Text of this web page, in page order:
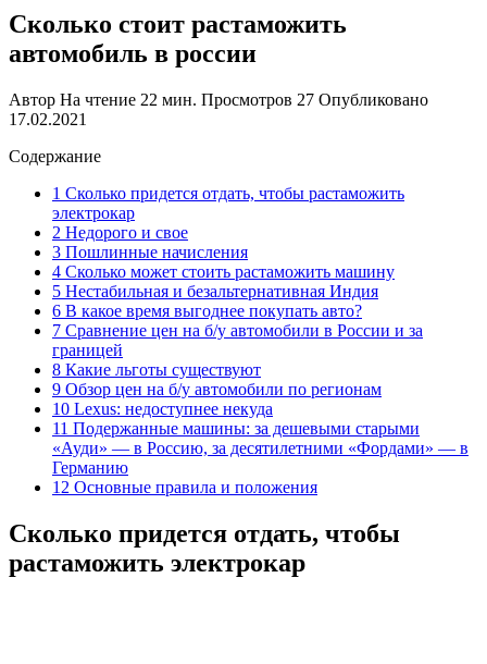
Сколько стоит растаможить
автомобиль в россии
Автор На чтение 22 мин. Просмотров 27 Опубликовано
17.02.2021
Содержание
1 Сколько придется отдать, чтобы растаможить
электрокар
2 Недорого и свое
3 Пошлинные начисления
4 Сколько может стоить растаможить машину
5 Нестабильная и безальтернативная Индия
6 В какое время выгоднее покупать авто?
7 Сравнение цен на б/у автомобили в России и за
границей
8 Какие льготы существуют
9 Обзор цен на б/у автомобили по регионам
10 Lexus: недоступнее некуда
11 Подержанные машины: за дешевыми старыми
«Ауди» — в Россию, за десятилетними «Фордами» — в
Германию
12 Основные правила и положения
Сколько придется отдать, чтобы
растаможить электрокар